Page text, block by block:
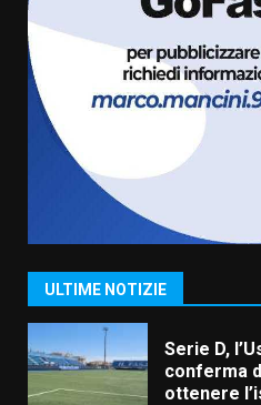
ULTIME NOTIZIE
7 Agosto
US
amarezza
7 Agosto
1
Grande
del Pesce
9 Agosto
Serie D,
conferma
ottenere